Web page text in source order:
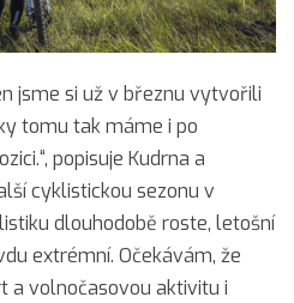
jsme si už v březnu vytvořili
tomu tak máme i po
popisuje Kudrna a
cyklistickou sezonu v
dlouhodobě roste, letošní
extrémní. Očekávám, že
a volnočasovou aktivitu i